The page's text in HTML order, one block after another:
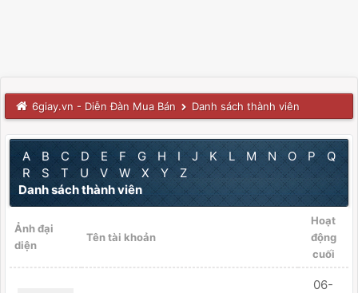
6giay.vn - Diễn Đàn Mua Bán Danh sách thành viên
A B C D E F G H I J K L M N O P
Q
R
S T U V W X Y
Z
Danh sách thành viên
Ảnh đại
diện
Tên tài khoản
Hoạt
động
cuối
06-